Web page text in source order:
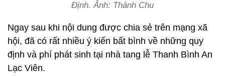
Định. Ảnh: Thành Chu
Ngay sau khi nội dung được chia sẻ trên mạng xã
hội, đã có rất nhiều ý kiến bất bình về những quy
định và phí phát sinh tại nhà tang lễ Thanh Bình An
Lạc Viên.